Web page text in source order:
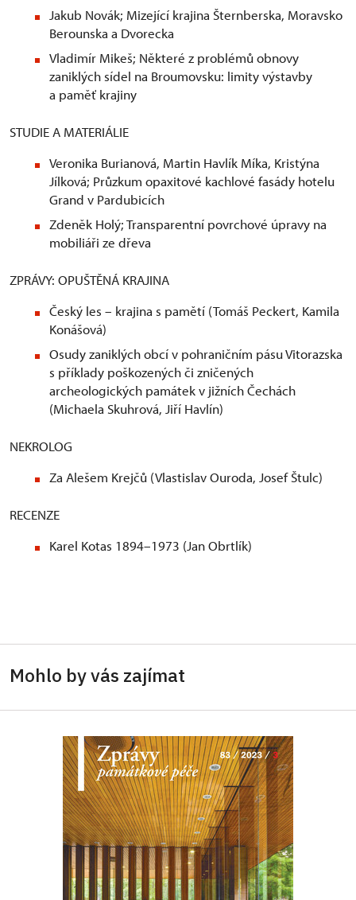
Jakub Novák; Mizející krajina Šternberska, Moravsko
Berounska a Dvorecka
Vladimír Mikeš; Některé z problémů obnovy
zaniklých sídel na Broumovsku: limity výstavby
a paměť krajiny
STUDIE A MATERIÁLIE
Veronika Burianová, Martin Havlík Míka, Kristýna
Jílková; Průzkum opaxitové kachlové fasády hotelu
Grand v Pardubicích
Zdeněk Holý; Transparentní povrchové úpravy na
mobiliáři ze dřeva
ZPRÁVY: OPUŠTĚNÁ KRAJINA
Český les – krajina s pamětí (Tomáš Peckert, Kamila
Konášová)
Osudy zaniklých obcí v pohraničním pásu Vitorazska
s příklady poškozených či zničených
archeologických památek v jižních Čechách
(Michaela Skuhrová, Jiří Havlín)
NEKROLOG
Za Alešem Krejčů (Vlastislav Ouroda, Josef Štulc)
RECENZE
Karel Kotas 1894–1973 (Jan Obrtlík)
Mohlo by vás zajímat